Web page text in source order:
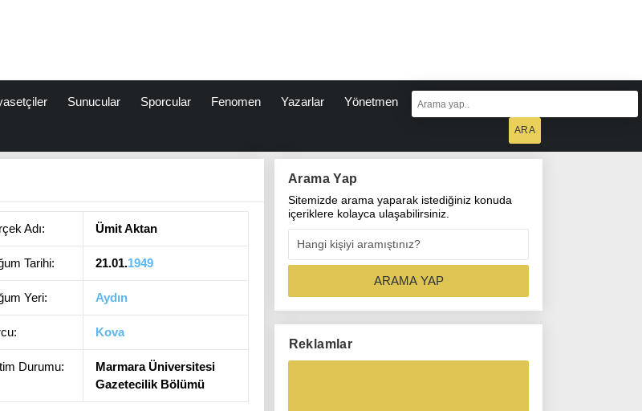
Sunucular Sporcular Fenomen Yazarlar Yönetmen
Adı: Ümit Aktan
Tarihi: 21.01.1949
Yeri: Aydın
Kova
Durumu:
Marmara Üniversitesi
Gazetecilik Bölümü
Arama Yap
Sitemizde arama yaparak istediğiniz konuda
içeriklere kolayca ulaşabilirsiniz.
Reklamlar